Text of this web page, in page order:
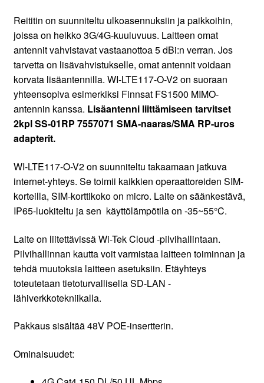
Reititin on suunniteltu ulkoasennuksiin ja paikkoihin,
joissa on heikko 3G/4G-kuuluvuus. Laitteen omat
antennit vahvistavat vastaanottoa 5 dBi:n verran. Jos
tarvetta on lisävahvistukselle, omat antennit voidaan
korvata lisäantennilla. WI-LTE117-O-V2 on suoraan
yhteensopiva esimerkiksi Finnsat FS1500 MIMO-
antennin kanssa. Lisäantenni liittämiseen tarvitset
2kpl SS-01RP 7557071 SMA-naaras/SMA RP-uros
adapterit.
WI-LTE117-O-V2 on suunniteltu takaamaan jatkuva
internet-yhteys. Se toimii kaikkien operaattoreiden SIM-
korteilla, SIM-korttikoko on micro. Laite on säänkestävä,
IP65-luokiteltu ja sen käyttölämpötila on -35~55°C.
Laite on liitettävissä Wi-Tek Cloud -pilvihallintaan.
Pilvihallinnan kautta voit varmistaa laitteen toiminnan ja
tehdä muutoksia laitteen asetuksiin. Etäyhteys
toteutetaan tietoturvallisella SD-LAN -
lähiverkkotekniikalla.
Pakkaus sisältää 48V POE-insertterin.
Ominaisuudet: